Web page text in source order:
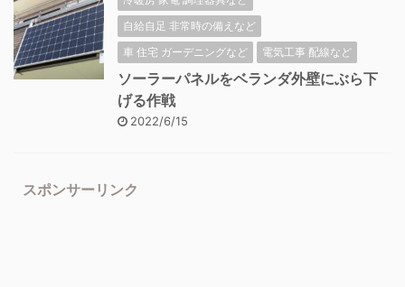
自給自足 非常時の備えなど
車 住宅 ガーデニングなど
電気工事 配線など
ソーラーパネルをベランダ外壁にぶら下
げる作戦
2022/6/15
スポンサーリンク